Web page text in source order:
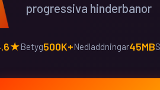
progressiva hinderbanor
Betyg500K+Nedladdningar45MB